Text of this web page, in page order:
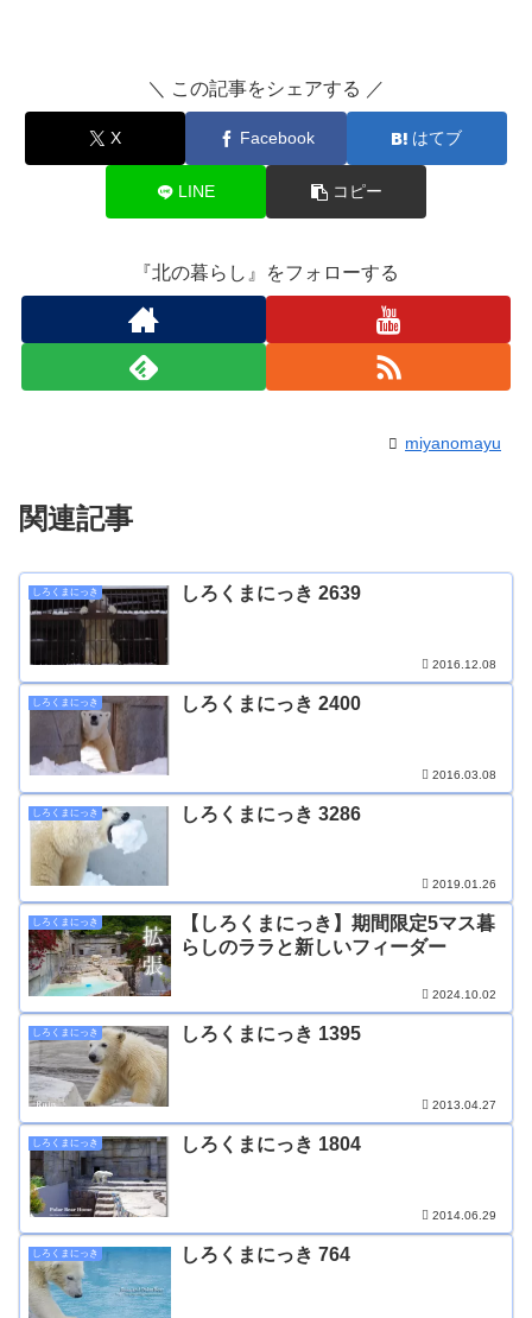
＼ この記事をシェアする ／
X Facebook はてブ
LINE コピー
『北の暮らし』をフォローする
miyanomayu
関連記事
しろくまにっき しろくまにっき 2639
2016.12.08
しろくまにっき しろくまにっき 2400
2016.03.08
しろくまにっき しろくまにっき 3286
2019.01.26
しろくまにっき
【しろくまにっき】期間限定5マス暮
らしのララと新しいフィーダー
2024.10.02
しろくまにっき しろくまにっき 1395
2013.04.27
しろくまにっき しろくまにっき 1804
2014.06.29
しろくまにっき しろくまにっき 764